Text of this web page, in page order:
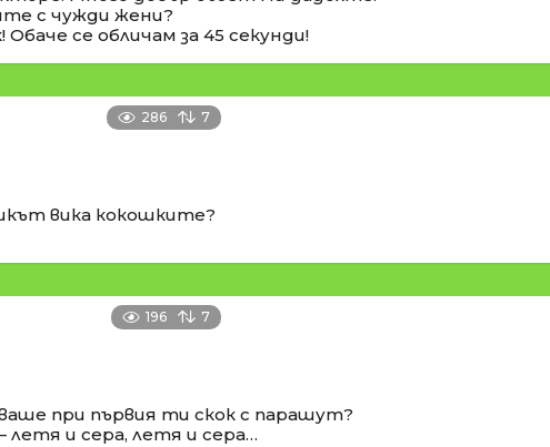
с чужди жени?
Обаче се обличам за 45 секунди!
286 7
вика кокошките?
196 7
при първия ти скок с парашут?
летя и сера, летя и сера…